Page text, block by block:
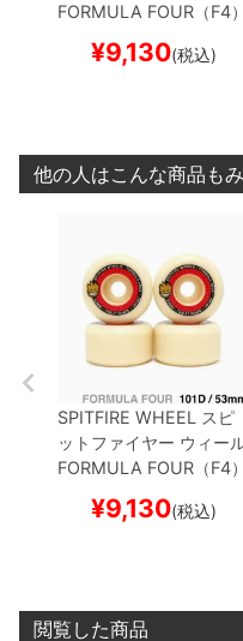
FORMULA FOUR（F4）
¥9,130(税込)
他の人はこんな商品も
SPITFIRE WHEEL
スピ
ットファイヤー ウィー
FORMULA FOUR（F4）
¥9,130(税込)
閲覧した商品